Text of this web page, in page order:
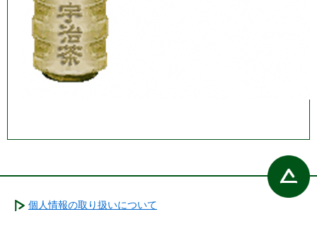
個人情報の取り扱いについて